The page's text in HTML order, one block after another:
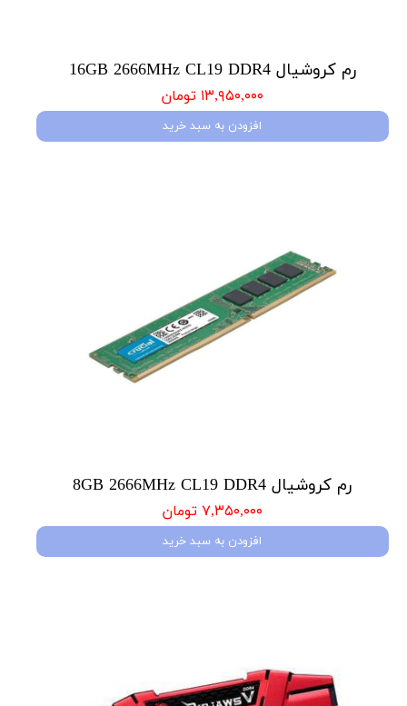
رم کروشیال 16GB 2666MHz CL19 DDR4
۱۳,۹۵۰,۰۰۰ تومان
افزودن به سبد خرید
رم کروشیال 8GB 2666MHz CL19 DDR4
۷,۳۵۰,۰۰۰ تومان
افزودن به سبد خرید